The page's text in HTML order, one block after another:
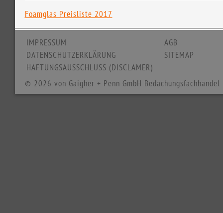
Foamglas Preisliste 2017
IMPRESSUM
DATENSCHUTZERKLÄRUNG
HAFTUNGSAUSSCHLUSS (DISCLAMER)
AGB
SITEMAP
© 2026 von Gaigher + Penn GmbH Bedachungsfachhandel